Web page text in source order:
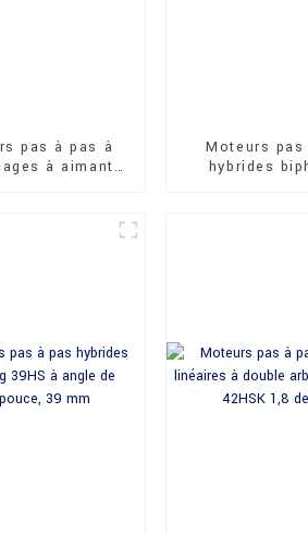
pas à pas à
à aimant
Moteurs
hybrides